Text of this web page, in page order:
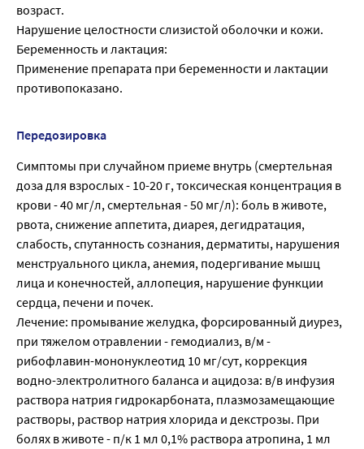
возраст.
Нарушение целостности слизистой оболочки и кожи.
Беременность и лактация:
Применение препарата при беременности и лактации
противопоказано.
Передозировка
Симптомы при случайном приеме внутрь (смертельная
доза для взрослых - 10-20 г, токсическая концентрация в
крови - 40 мг/л, смертельная - 50 мг/л): боль в животе,
рвота, снижение аппетита, диарея, дегидратация,
слабость, спутанность сознания, дерматиты, нарушения
менструального цикла, анемия, подергивание мышц
лица и конечностей, аллопеция, нарушение функции
сердца, печени и почек.
Лечение: промывание желудка, форсированный диурез,
при тяжелом отравлении - гемодиализ, в/м -
рибофлавин-мононуклеотид 10 мг/сут, коррекция
водно-электролитного баланса и ацидоза: в/в инфузия
раствора натрия гидрокарбоната, плазмозамещающие
растворы, раствор натрия хлорида и декстрозы. При
болях в животе - п/к 1 мл 0,1% раствора атропина, 1 мл